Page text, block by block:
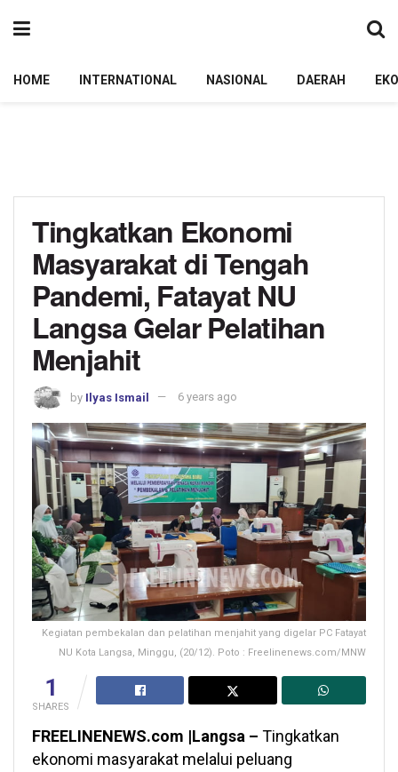
HOME INTERNATIONAL NASIONAL DAERAH
Tingkatkan Ekonomi
Masyarakat di Tengah
Pandemi, Fatayat NU
Langsa Gelar Pelatihan
Menjahit
by Ilyas Ismail 6 years ago
Kegiatan pembekalan dan pelatihan menjahit yang digelar PC Fatayat
NU Kota Langsa, Minggu, (20/12). Poto : Freelinenews.com/MNW
1
SHARES
FREELINENEWS.com |Langsa – Tingkatkan
ekonomi masyarakat melalui peluang